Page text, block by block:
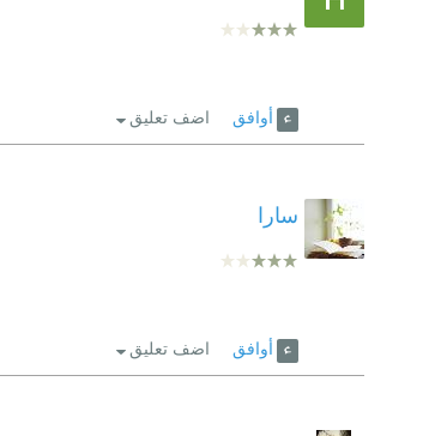
أوافق اضف تعليق
سارا
أوافق اضف تعليق